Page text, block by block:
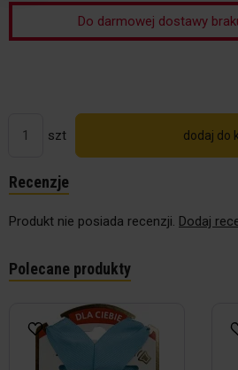
Do darmowej dostawy
szt dodaj do
Recenzje
Produkt nie posiada recenzji. Dodaj
Polecane produkty